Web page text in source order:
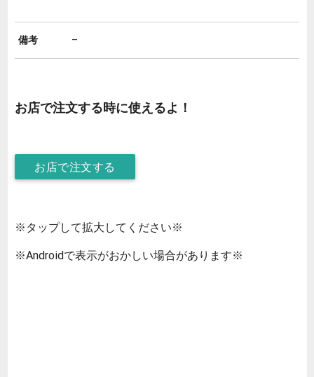
備考 –
お店で注文する時に使えるよ！
お店で注文する
※タップして拡大してください※
※Androidで表示がおかしい場合があります※